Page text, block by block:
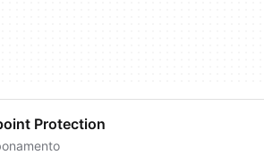
Protection